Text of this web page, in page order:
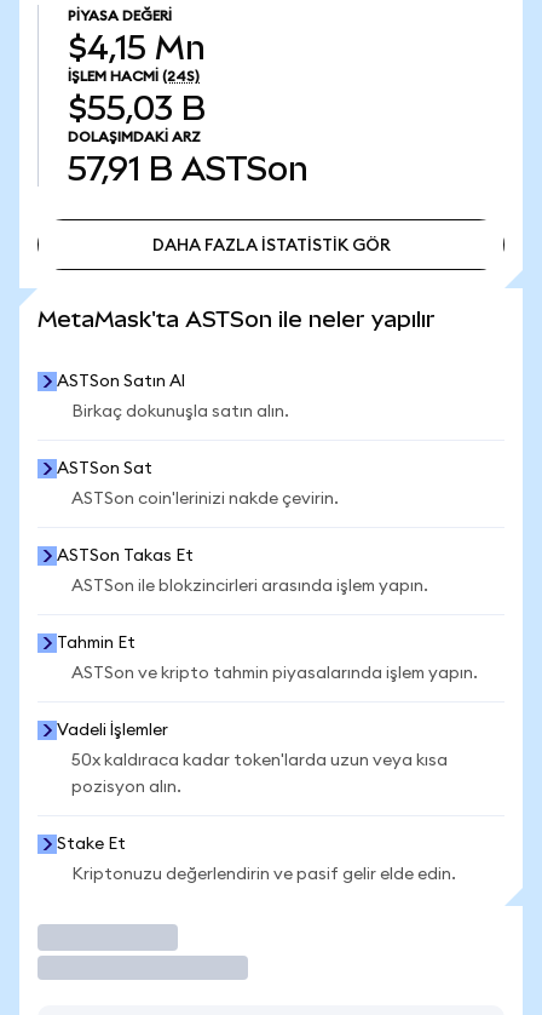
PIYASA DEĞERI
$4,15 Mn
İŞLEM HACMI (24S)
$55,03 B
DOLAŞIMDAKI ARZ
57,91 B ASTSon
DAHA FAZLA İSTATİSTİK GÖR
MetaMask'ta ASTSon ile neler yapılır
ASTSon Satın Al
Birkaç dokunuşla satın alın.
ASTSon Sat
ASTSon coin'lerinizi nakde çevirin.
ASTSon Takas Et
ASTSon ile blokzincirleri arasında işlem yapın.
Tahmin Et
ASTSon ve kripto tahmin piyasalarında işlem yapın.
Vadeli İşlemler
50x kaldıraca kadar token'larda uzun veya kısa
pozisyon alın.
Stake Et
Kriptonuzu değerlendirin ve pasif gelir elde edin.